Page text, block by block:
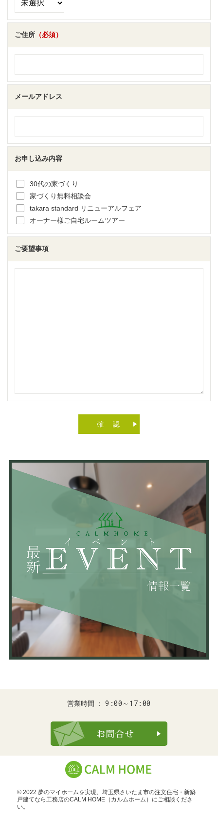
ご住所 （必須）
メールアドレス
お申し込み内容
30代の家づくり
家づくり無料相談会
takara standard リニューアルフェア
オーナー様ご自宅ルームツアー
ご要望事項
営業時間 9:00～17:00
© 2022 夢のマイホームを実現、 埼玉県さいたま市の注文住宅・新築
戸建てなら工務店のCALM HOME（カルムホーム） にご相談くださ
い。